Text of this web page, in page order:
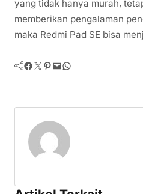
yang tidak hanya murah,
memberikan pengalaman
maka Redmi Pad SE bisa
Facebook Twitter Pinterest Mail WhatsApp